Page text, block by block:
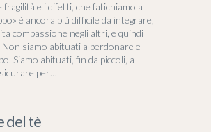
e i difetti, che fatichiamo a
è ancora più difficile da integrare,
compassione negli altri, e quindi
siamo abituati a perdonare e
Siamo abituati, fin da piccoli, a
per…
del tè